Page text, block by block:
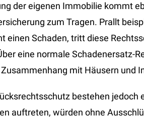
der eigenen Immobilie kommt
zum Tragen. Prallt
einen Schaden, tritt diese
eine normale Schadenersatz-
mit Häusern und
bestehen jedoch
auftreten, würden ohne